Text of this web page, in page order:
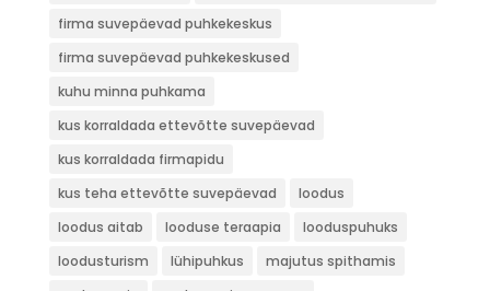
firma suvepäevad puhkekeskus
firma suvepäevad puhkekeskused
kuhu minna puhkama
kus korraldada ettevõtte suvepäevad
kus korraldada firmapidu
kus teha ettevõtte suvepäevad
loodus
loodus aitab
looduse teraapia
looduspuhuks
loodusturism
lühipuhkus
majutus spithamis